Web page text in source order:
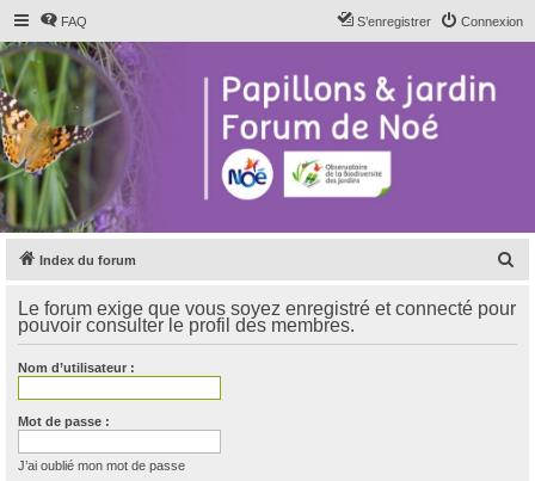
FAQ Connexion
S’enregistrer
Index du forum
h
Le forum exige que vous soyez enregistré et connecté pour
pouvoir consulter le profil des membres.
Nom d’utilisateur :
Mot de passe :
J’ai oublié mon mot de passe